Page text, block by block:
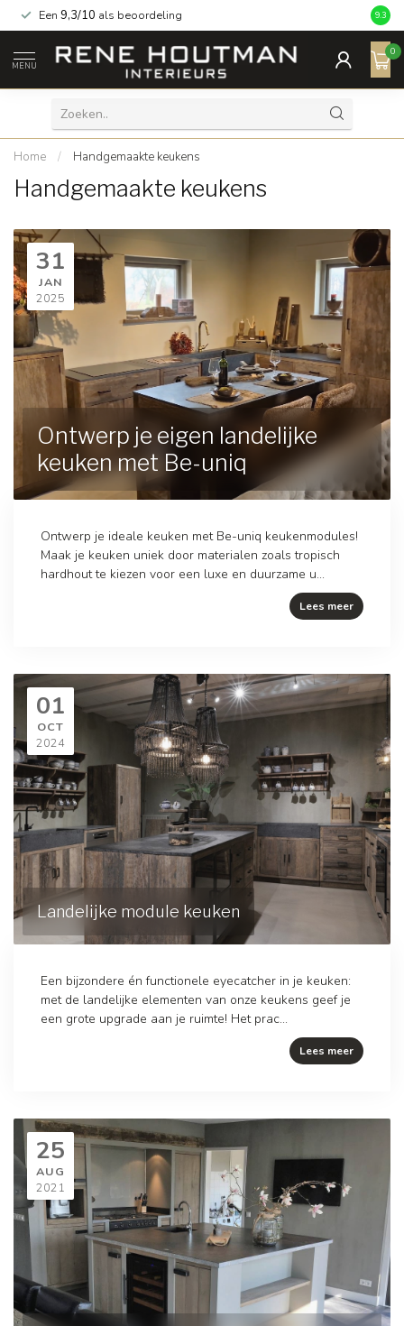
Een 9,3/10 als beoordeling 9.3
MENU
0
Home / Handgemaakte keukens
Handgemaakte keukens
31
JAN
2025
Ontwerp je eigen landelijke
keuken met Be-uniq
Ontwerp je ideale keuken met Be-uniq keukenmodules!
Maak je keuken uniek door materialen zoals tropisch
hardhout te kiezen voor een luxe en duurzame u...
Lees meer
01
OCT
2024
Landelijke module keuken
Een bijzondere én functionele eyecatcher in je keuken:
met de landelijke elementen van onze keukens geef je
een grote upgrade aan je ruimte! Het prac...
Lees meer
25
AUG
2021